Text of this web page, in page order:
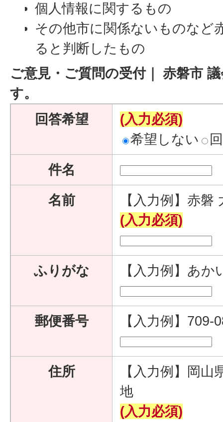
個人情報に関するもの
その他市に関係ないものなど
ると判断したもの
ご意見・ご質問の受付｜ 赤磐市
す。
回答希望
(入力必須)
希望しない
件名
名前
【入力例】赤磐
(入力必須)
ふりがな 【入力例】あ
郵便番号 【入力例】
住所
【入力例】岡
地
(入力必須)